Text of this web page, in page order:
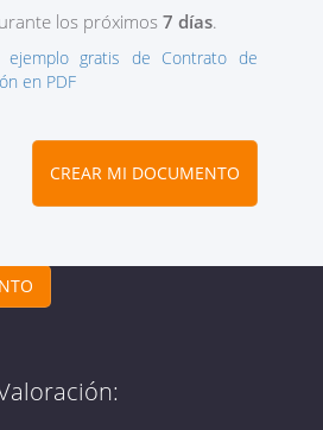
los próximos7 días.
ejemplo gratis de Contrato de
en PDF
CREAR MI DOCUMENTO